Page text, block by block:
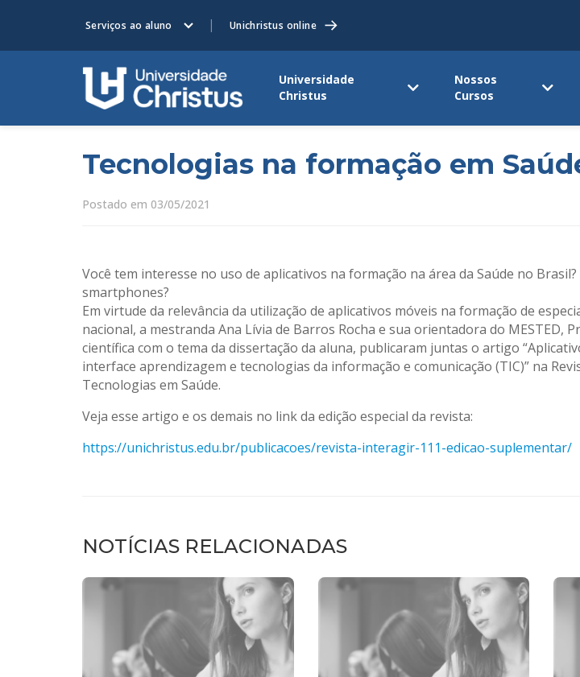
Serviços ao aluno Unichristus online
Universidade
Christus
Nossos
Cursos
Tecnologias na formação em
Postado em 03/05/2021
Você tem interesse no uso de aplicativos na formação na área da Saúde no
smartphones?
Em virtude da relevância da utilização de aplicativos móveis na formação de
nacional, a mestranda Ana Lívia de Barros Rocha e sua orientadora do
científica com o tema da dissertação da aluna, publicaram juntas o artigo
interface aprendizagem e tecnologias da informação e comunicação (TIC)” na
Tecnologias em Saúde.
Veja esse artigo e os demais no link da edição especial da revista:
https://unichristus.edu.br/publicacoes/revista-interagir-111-edicao-suplementar/
NOTÍCIAS RELACIONADAS